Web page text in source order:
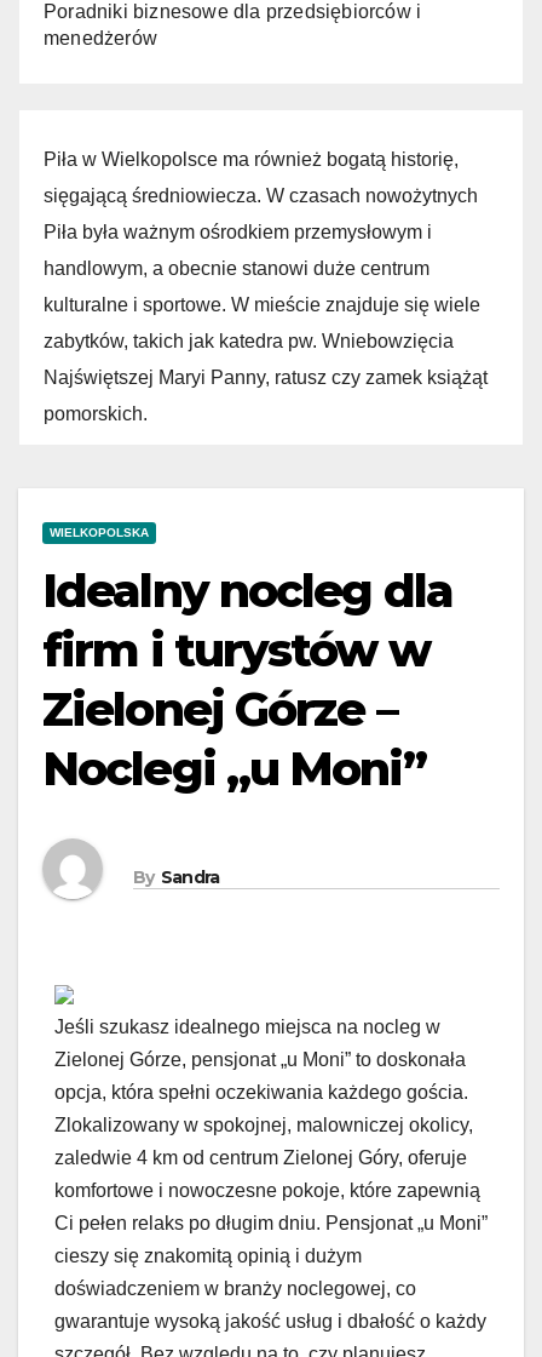
Poradniki biznesowe dla przedsiębiorców i
menedżerów
Piła w Wielkopolsce ma również bogatą historię,
sięgającą średniowiecza. W czasach nowożytnych
Piła była ważnym ośrodkiem przemysłowym i
handlowym, a obecnie stanowi duże centrum
kulturalne i sportowe. W mieście znajduje się wiele
zabytków, takich jak katedra pw. Wniebowzięcia
Najświętszej Maryi Panny, ratusz czy zamek książąt
pomorskich.
WIELKOPOLSKA
Idealny nocleg dla
firm i turystów w
Zielonej Górze –
Noclegi „u Moni”
By Sandra
Jeśli szukasz idealnego miejsca na nocleg w
Zielonej Górze, pensjonat „u Moni” to doskonała
opcja, która spełni oczekiwania każdego gościa.
Zlokalizowany w spokojnej, malowniczej okolicy,
zaledwie 4 km od centrum Zielonej Góry, oferuje
komfortowe i nowoczesne pokoje, które zapewnią
Ci pełen relaks po długim dniu. Pensjonat „u Moni”
cieszy się znakomitą opinią i dużym
doświadczeniem w branży noclegowej, co
gwarantuje wysoką jakość usług i dbałość o każdy